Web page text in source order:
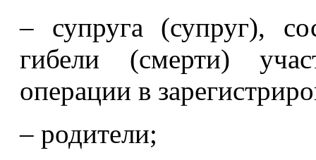
– супруга (супруг),
гибели (смерти)
операции в
– родители;